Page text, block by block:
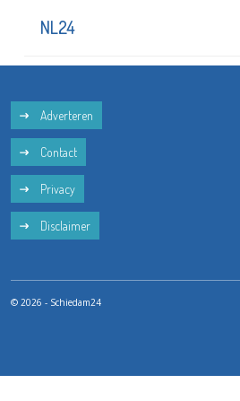
NL24
Adverteren
Contact
Privacy
Disclaimer
© 2026 - Schiedam24